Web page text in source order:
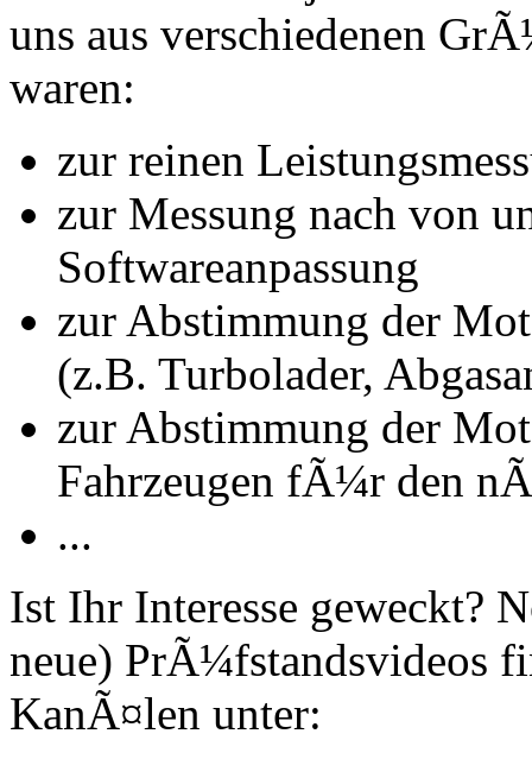
uns aus verschiedenen
waren:
zur reinen
zur Messung nach von
Softwareanpassung
zur Abstimmung der
(z.B. Turbolader,
zur Abstimmung der
Fahrzeugen fÃ¼r den
...
Ist Ihr Interesse geweckt?
neue) PrÃ¼fstandsvideos
KanÃ¤len unter: